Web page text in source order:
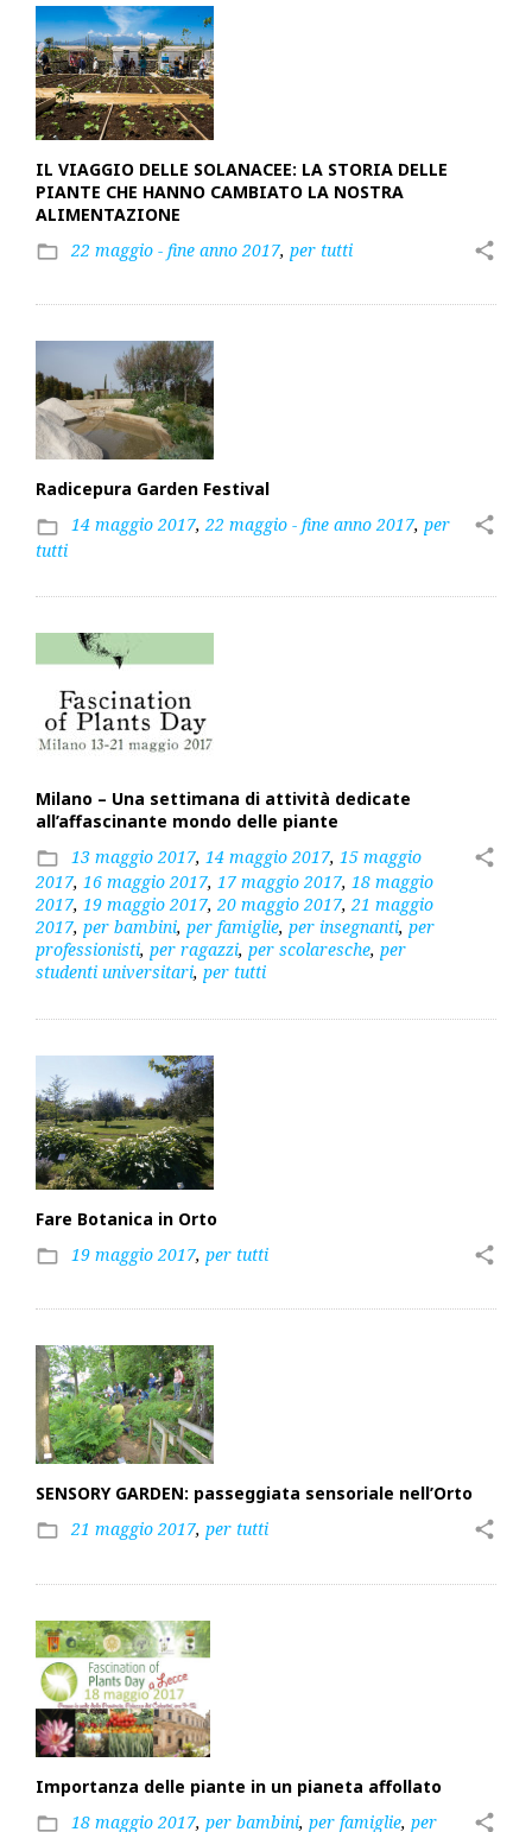
IL VIAGGIO DELLE SOLANACEE: LA STORIA DELLE
PIANTE CHE HANNO CAMBIATO LA NOSTRA
ALIMENTAZIONE
folder_open 22 maggio - fine anno 2017, per tutti share
Radicepura Garden Festival
folder_open 14 maggio 2017,22 maggio - fine anno 2017, per
tutti
share
Milano – Una settimana di attività dedicate
all’affascinante mondo delle piante
folder_open 13 maggio 2017, 14 maggio 2017, 15 maggio
2017, 16 maggio 2017, 17 maggio 2017, 18 maggio
2017, 19 maggio 2017,20 maggio 2017,21 maggio
2017, per bambini, per famiglie, per insegnanti, per
professionisti, per ragazzi, per scolaresche, per
studenti universitari, per tutti
share
Fare Botanica in Orto
folder_open 19 maggio 2017, per tutti share
SENSORY GARDEN: passeggiata sensoriale nell’Orto
folder_open 21 maggio 2017, per tutti share
Importanza delle piante in un pianeta affollato
folder_open 18 maggio 2017, per bambini, per famiglie, per share